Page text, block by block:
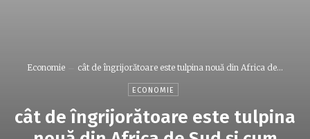
Economie cât de îngrijorătoare este tulpina nouă din Africa de...
ECONOMIE
cât de îngrijorătoare este tulpina